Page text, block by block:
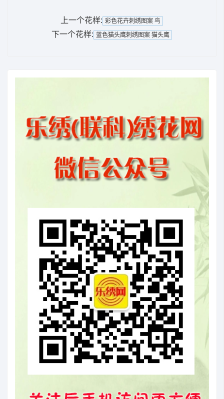
上一个花样: 彩色花卉刺绣图案 鸟
下一个花样: 蓝色猫头鹰刺绣图案 猫头鹰